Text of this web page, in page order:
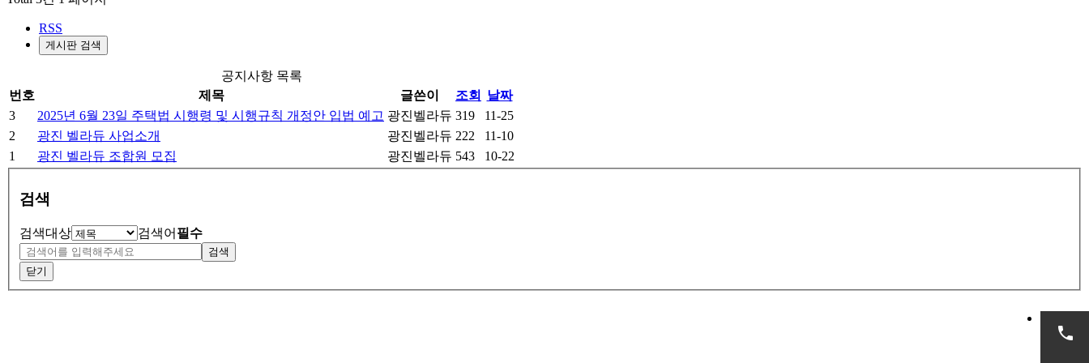
RSS
게시판 검색
공지사항 목록
번호
제목 글쓴이 조회
날짜
3
2025년 6월 23일 주택법 시행령 및 시행규칙 개정안 입법 예고 광진벨라듀 319
11-25
2
광진 벨라듀 사업소개 광진벨라듀 222
11-10
1
광진 벨라듀 조합원 모집 광진벨라듀 543 10-22
검색
검색대상 검색어 필수
검색
닫기